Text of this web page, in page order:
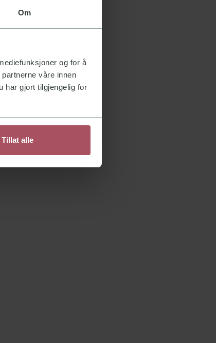
Om
og for å
våre innen
har gjort tilgjengelig for
Tillat alle